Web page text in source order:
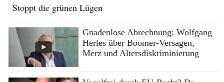
Stoppt die grünen Lügen
Gnadenlose Abrechnung: Wolfgang
Herles über Boomer-Versagen,
Merz und Altersdiskriminierung